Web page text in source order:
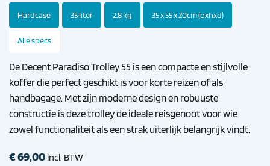
Hardcase 35 liter 2.8 kg 35 x 55 x 20cm (bxhxd)
Alle specs
De Decent Paradiso Trolley 55 is een compacte en stijlvolle
koffer die perfect geschikt is voor korte reizen of als
handbagage. Met zijn moderne design en robuuste
constructie is deze trolley de ideale reisgenoot voor wie
zowel functionaliteit als een strak uiterlijk belangrijk vindt.
€69,00 incl. BTW